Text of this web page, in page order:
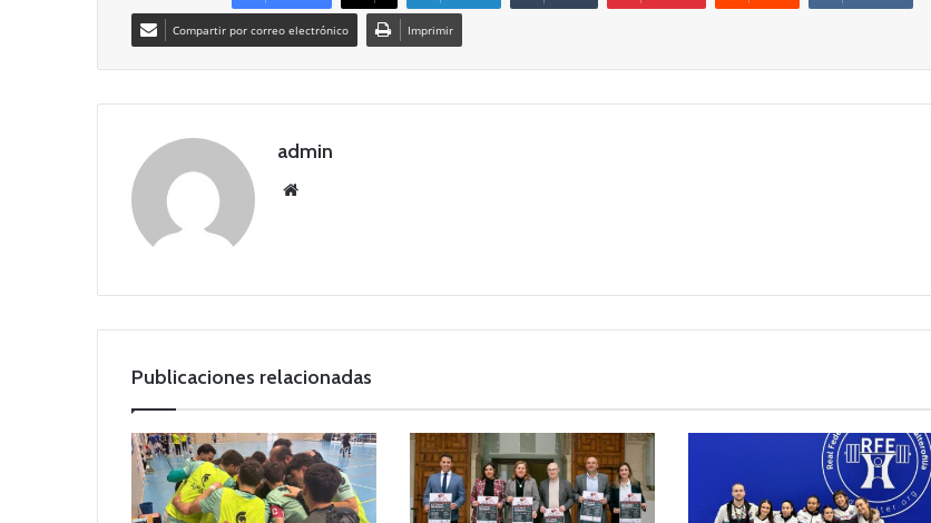
Compartir por correo electrónico Imprimir
admin
Publicaciones relacionadas